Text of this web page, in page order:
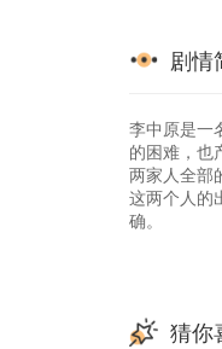
剧情
李中原是一
的困难，也
两家人全部
这两个人的
确。
猜你